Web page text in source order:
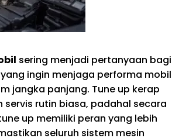
sering menjadi pertanyaan bagi
ingin menjaga performa mobil
jangka panjang. Tune up kerap
servis rutin biasa, padahal secara
up memiliki peran yang lebih
seluruh sistem mesin